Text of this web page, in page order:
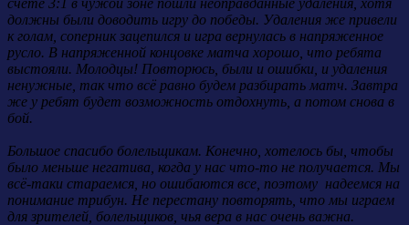
должны были доводить игру до победы. Удаления же привели
к голам, соперник зацепился и игра вернулась в напряженное
русло. В напряженной концовке матча хорошо, что ребята
выстояли. Молодцы! Повторюсь, были и ошибки, и удаления
ненужные, так что всё равно будем разбирать матч. Завтра
же у ребят будет возможность отдохнуть, а потом снова в
бой.
Большое спасибо болельщикам. Конечно, хотелось бы, чтобы
было меньше негатива, когда у нас что-то не получается. Мы
всё-таки стараемся, но ошибаются все, поэтому надеемся на
понимание трибун. Не перестану повторять, что мы играем
для зрителей, болельщиков, чья вера в нас очень важна.